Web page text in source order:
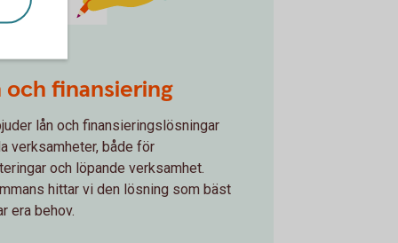
law_contract.svg
och finansiering
lån och finansieringslösningar
verksamheter, både för
och löpande verksamhet.
hittar vi den lösning som bäst
era behov.